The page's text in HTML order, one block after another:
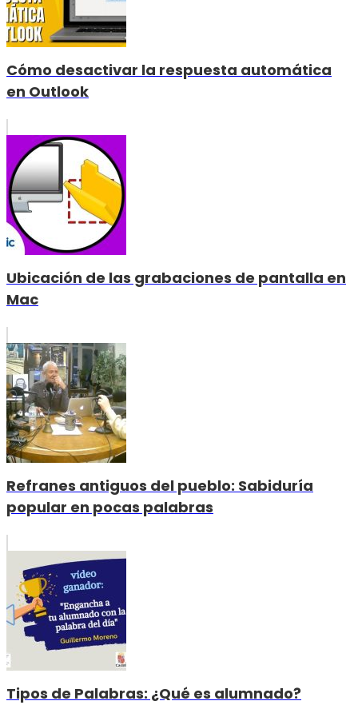
Cómo desactivar la respuesta automática
en Outlook
Ubicación de las grabaciones de pantalla en
Mac
Refranes antiguos del pueblo: Sabiduría
popular en pocas palabras
Tipos de Palabras: ¿Qué es alumnado?